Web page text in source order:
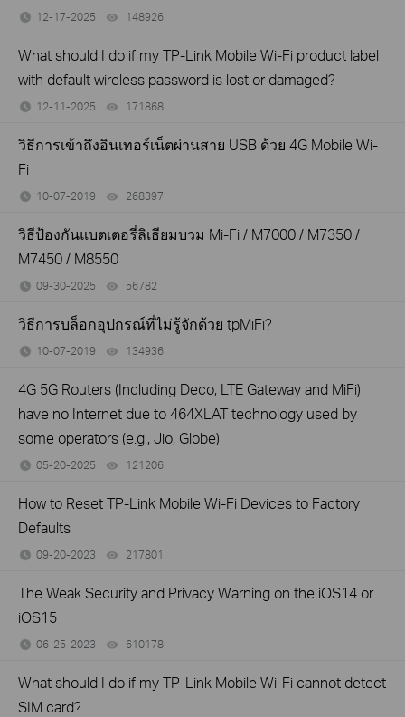
12-17-2025 148926
What should I do if my TP-Link Mobile Wi-Fi product label
with default wireless password is lost or damaged?
12-11-2025 171868
วิธีการเข้าถึงอินเทอร์เน็ตผ่านสาย USB ด้วย 4G Mobile Wi-
Fi
10-07-2019 268397
วิธีป้องกันแบตเตอรี่ลิเธียมบวม Mi-Fi / M7000 / M7350 /
M7450 / M8550
09-30-2025 56782
วิธีการบล็อกอุปกรณ์ที่ไม่รู้จักด้วย tpMiFi?
10-07-2019 134936
4G 5G Routers (Including Deco, LTE Gateway and MiFi)
have no Internet due to 464XLAT technology used by
some operators (e.g., Jio, Globe)
05-20-2025 121206
How to Reset TP-Link Mobile Wi-Fi Devices to Factory
Defaults
09-20-2023 217801
The Weak Security and Privacy Warning on the iOS14 or
iOS15
06-25-2023 610178
What should I do if my TP-Link Mobile Wi-Fi cannot detect
SIM card?